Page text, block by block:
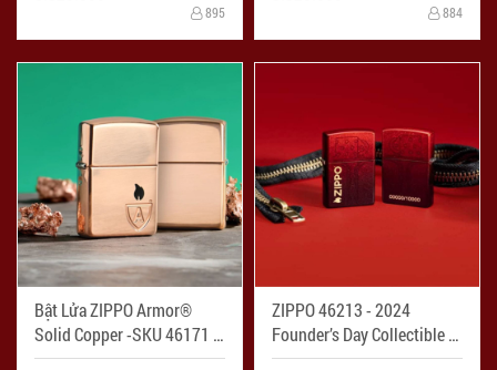
895 884
Bật Lửa ZIPPO Armor®
Solid Copper -SKU 46171 -
Mã SP: ZPC4257
ZIPPO 46213 - 2024
Founder’s Day Collectible -
Mã SP: ZPC4239